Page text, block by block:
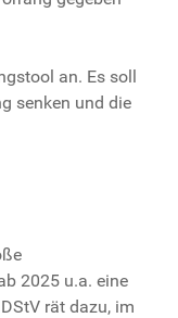
an. Es soll
senken und die
2025 u.a. eine
rät dazu, im